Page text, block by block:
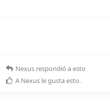
Nexus respondió a esto
A Nexus le gusta esto.